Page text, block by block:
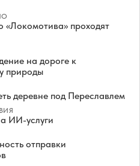
«Локомотива» проходят
на дороге к
природы
деревне под Переславлем
ИИ-услуги
отправки